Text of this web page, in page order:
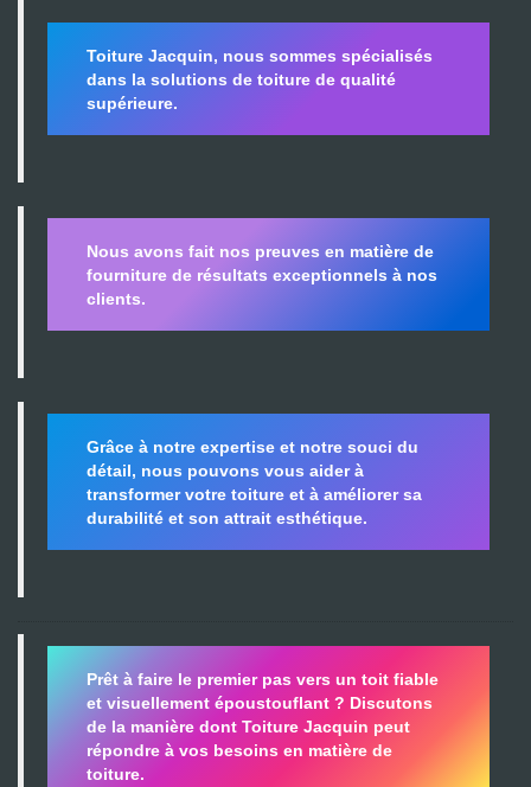
Toiture Jacquin, nous sommes spécialisés
dans la solutions de toiture de qualité
supérieure.
Nous avons fait nos preuves en matière de
fourniture de résultats exceptionnels à nos
clients.
Grâce à notre expertise et notre souci du
détail, nous pouvons vous aider à
transformer votre toiture et à améliorer sa
durabilité et son attrait esthétique.
Prêt à faire le premier pas vers un toit fiable
et visuellement époustouflant ? Discutons
de la manière dont Toiture Jacquin peut
répondre à vos besoins en matière de
toiture.